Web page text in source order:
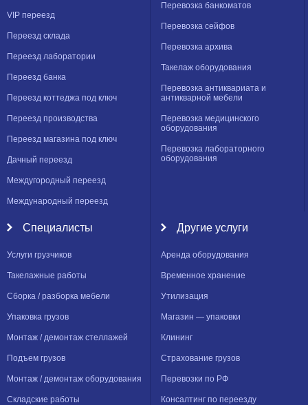
VIP переезд
Переезд склада
Переезд лаборатории
Переезд банка
Переезд коттеджа под ключ
Переезд производства
Переезд магазина под ключ
Дачный переезд
Междугородный переезд
Международный переезд
Перевозка банкоматов
Перевозка сейфов
Перевозка архива
Такелаж оборудования
Перевозка антиквариата и
антикварной мебели
Перевозка медицинского
оборудования
Перевозка лабораторного
оборудования
Специалисты
Услуги грузчиков
Такелажные работы
Сборка / разборка мебели
Упаковка грузов
Монтаж / демонтаж стеллажей
Подъем грузов
Монтаж / демонтаж оборудования
Складские работы
Другие услуги
Аренда оборудования
Временное хранение
Утилизация
Магазин — упаковки
Клининг
Страхование грузов
Перевозки по РФ
Консалтинг по переезду